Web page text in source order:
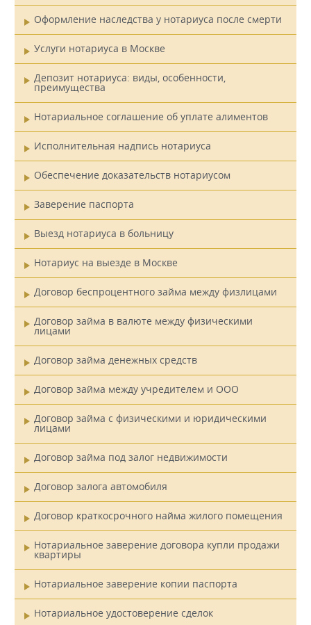
Оформление наследства у нотариуса после смерти
Услуги нотариуса в Москве
Депозит нотариуса: виды, особенности,
преимущества
Нотариальное соглашение об уплате алиментов
Исполнительная надпись нотариуса
Обеспечение доказательств нотариусом
Заверение паспорта
Выезд нотариуса в больницу
Нотариус на выезде в Москве
Договор беспроцентного займа между физлицами
Договор займа в валюте между физическими
лицами
Договор займа денежных средств
Договор займа между учредителем и ООО
Договор займа с физическими и юридическими
лицами
Договор займа под залог недвижимости
Договор залога автомобиля
Договор краткосрочного найма жилого помещения
Нотариальное заверение договора купли продажи
квартиры
Нотариальное заверение копии паспорта
Нотариальное удостоверение сделок